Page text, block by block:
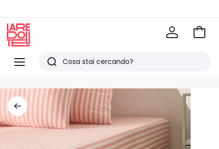
Menu
Redoute
Ricerca
articoli
visti
Vai